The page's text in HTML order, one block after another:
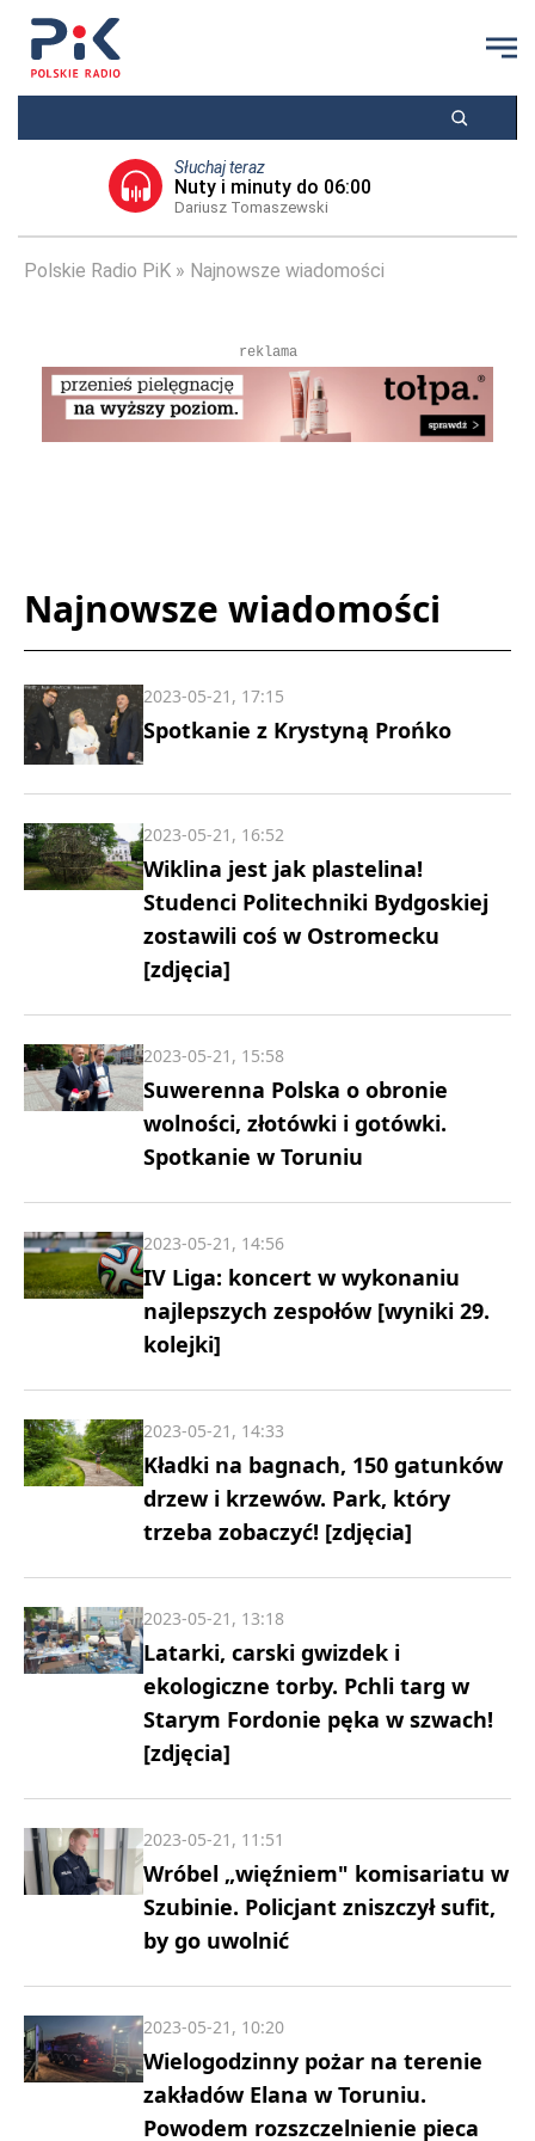
Słuchaj teraz
Nuty i minuty do 06:00
Dariusz Tomaszewski
Polskie Radio PiK Najnowsze wiadomości
reklama
Najnowsze wiadomości
Spotkanie z Krystyną Prońko
2023-05-21, 17:15
Wiklina jest jak plastelina!
Studenci Politechniki Bydgoskiej
zostawili coś w Ostromecku
[zdjęcia]
2023-05-21, 16:52
Suwerenna Polska o obronie
wolności, złotówki i gotówki.
Spotkanie w Toruniu
2023-05-21, 15:58
IV Liga: koncert w wykonaniu
najlepszych zespołów [wyniki 29.
kolejki]
2023-05-21, 14:56
Kładki na bagnach, 150 gatunków
drzew i krzewów. Park, który
trzeba zobaczyć! [zdjęcia]
2023-05-21, 14:33
Latarki, carski gwizdek i
ekologiczne torby. Pchli targ w
Starym Fordonie pęka w szwach!
[zdjęcia]
2023-05-21, 13:18
Wróbel „więźniem" komisariatu w
Szubinie. Policjant zniszczył sufit,
by go uwolnić
2023-05-21, 11:51
Wielogodzinny pożar na terenie
zakładów Elana w Toruniu.
Powodem rozszczelnienie pieca
2023-05-21, 10:20